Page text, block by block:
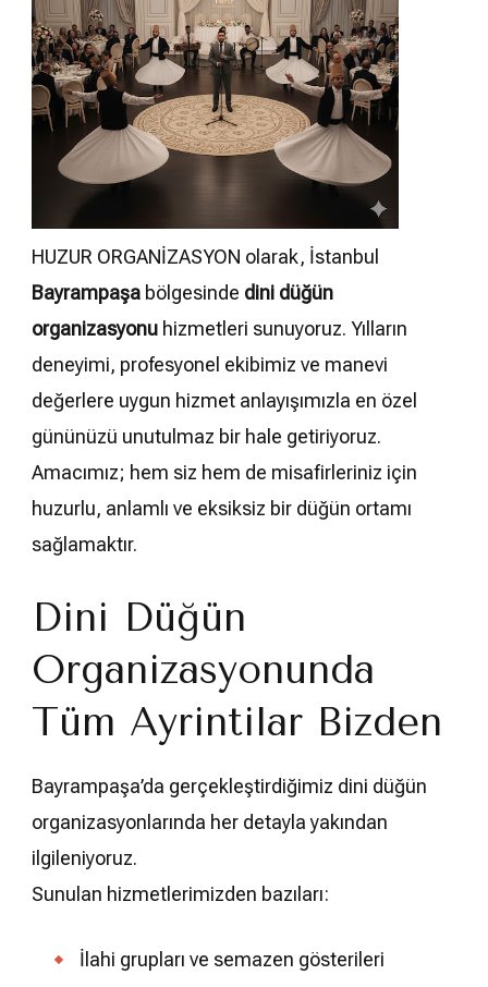
HUZUR ORGANİZASYON olarak, İstanbul
Bayrampaşa bölgesinde dini düğün
organizasyonu hizmetleri sunuyoruz. Yılların
deneyimi, profesyonel ekibimiz ve manevi
değerlere uygun hizmet anlayışımızla en özel
gününüzü unutulmaz bir hale getiriyoruz.
Amacımız; hem siz hem de misafirleriniz için
huzurlu, anlamlı ve eksiksiz bir düğün ortamı
sağlamaktır.
Dini Düğün
Organizasyonunda
Tüm Ayrıntılar Bizden
Bayrampaşa’da gerçekleştirdiğimiz dini düğün
organizasyonlarında her detayla yakından
ilgileniyoruz.
Sunulan hizmetlerimizden bazıları:
İlahi grupları ve semazen gösterileri